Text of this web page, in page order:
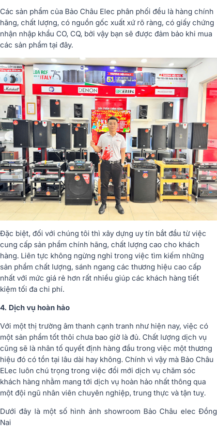
Các sản phẩm của Bảo Châu Elec phân phối đều là hàng chính
hãng, chất lượng, có nguồn gốc xuất xứ rõ ràng, có giấy chứng
nhận nhập khẩu CO, CQ, bởi vậy bạn sẽ được đảm bảo khi mua
các sản phẩm tại đây.
Đặc biệt, đối với chúng tôi thì xây dựng uy tín bắt đầu từ việc
cung cấp sản phẩm chính hãng, chất lượng cao cho khách
hàng. Liên tực không ngừng nghỉ trong việc tìm kiếm những
sản phẩm chất lượng, sánh ngang các thương hiệu cao cấp
nhất với mức giá rẻ hơn rất nhiều giúp các khách hàng tiết
kiệm tối đa chi phí.
4. Dịch vụ hoàn hảo
Với một thị trường âm thanh cạnh tranh như hiện nay, việc có
một sản phẩm tốt thôi chưa bao giờ là đủ. Chất lượng dịch vụ
cũng sẽ là nhân tố quyết định hàng đầu trong việc một thương
hiệu đó có tồn tại lâu dài hay không. Chính vì vậy mà Bảo Châu
ELec luôn chú trọng trong việc đổi mới dịch vụ chăm sóc
khách hàng nhằm mang tới dịch vụ hoàn hảo nhất thông qua
một đội ngũ nhân viên chuyên nghiệp, trung thực và tận tuỵ.
Dưới đây là một số hình ảnh showroom Bảo Châu elec Đồng
Nai